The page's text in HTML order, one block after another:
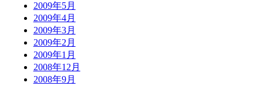
2009年5月
2009年4月
2009年3月
2009年2月
2009年1月
2008年12月
2008年9月